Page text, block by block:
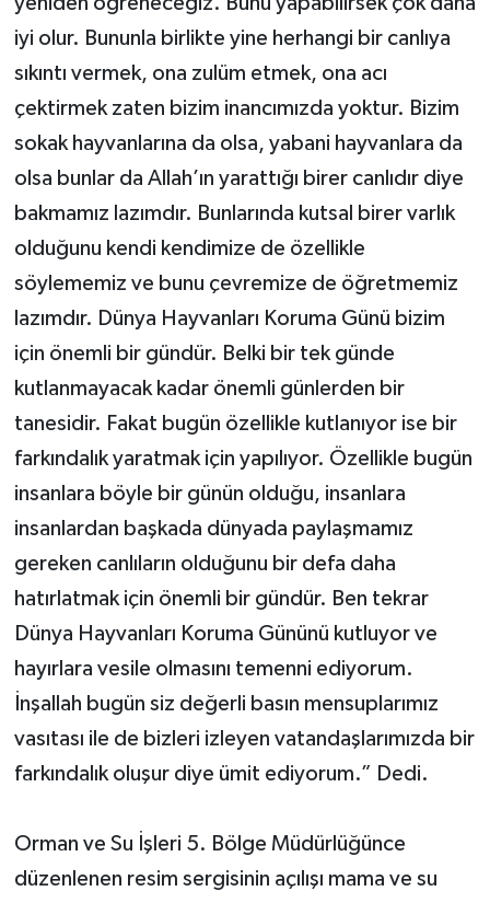
iyi olur. Bununla birlikte yine herhangi bir canlıya
sıkıntı vermek, ona zulüm etmek, ona acı
çektirmek zaten bizim inancımızda yoktur. Bizim
sokak hayvanlarına da olsa, yabani hayvanlara da
olsa bunlar da Allah’ın yarattığı birer canlıdır diye
bakmamız lazımdır. Bunlarında kutsal birer varlık
olduğunu kendi kendimize de özellikle
söylememiz ve bunu çevremize de öğretmemiz
lazımdır. Dünya Hayvanları Koruma Günü bizim
için önemli bir gündür. Belki bir tek günde
kutlanmayacak kadar önemli günlerden bir
tanesidir. Fakat bugün özellikle kutlanıyor ise bir
farkındalık yaratmak için yapılıyor. Özellikle bugün
insanlara böyle bir günün olduğu, insanlara
insanlardan başkada dünyada paylaşmamız
gereken canlıların olduğunu bir defa daha
hatırlatmak için önemli bir gündür. Ben tekrar
Dünya Hayvanları Koruma Gününü kutluyor ve
hayırlara vesile olmasını temenni ediyorum.
İnşallah bugün siz değerli basın mensuplarımız
vasıtası ile de bizleri izleyen vatandaşlarımızda bir
farkındalık oluşur diye ümit ediyorum.” Dedi.
Orman ve Su İşleri 5. Bölge Müdürlüğünce
düzenlenen resim sergisinin açılışı mama ve su